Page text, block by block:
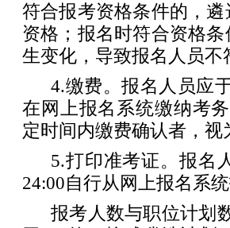
符合报考资格条件的，
资格；报名时符合资格
生变化，导致报名人员
4.缴费。报名人员应
在网上报名系统缴纳考
定时间内缴费确认者，
5.打印准考证。报名
24:00自行从网上报名系统
报考人数与职位计划